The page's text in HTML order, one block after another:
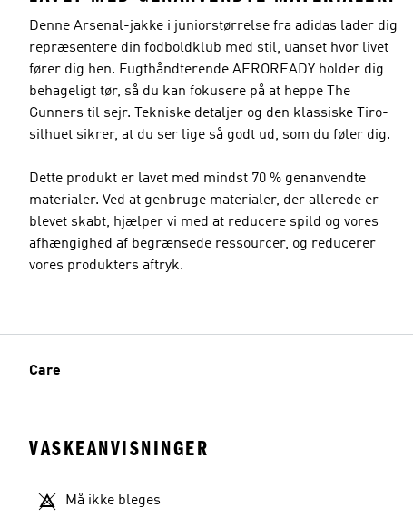
Denne Arsenal-jakke i juniorstørrelse fra adidas lader dig
repræsentere din fodboldklub med stil, uanset hvor livet
fører dig hen. Fugthåndterende AEROREADY holder dig
behageligt tør, så du kan fokusere på at heppe The
Gunners til sejr. Tekniske detaljer og den klassiske Tiro-
silhuet sikrer, at du ser lige så godt ud, som du føler dig.
Dette produkt er lavet med mindst 70 % genanvendte
materialer. Ved at genbruge materialer, der allerede er
blevet skabt, hjælper vi med at reducere spild og vores
afhængighed af begrænsede ressourcer, og reducerer
vores produkters aftryk.
Care
VASKEANVISNINGER
Må ikke bleges